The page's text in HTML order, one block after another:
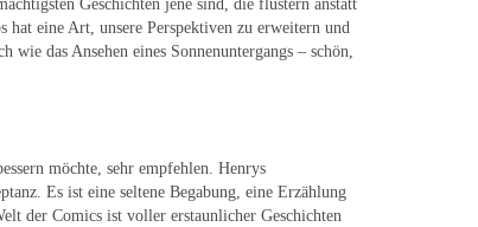
Geschichten jene sind, die flüstern anstatt
hat eine Art, unsere Perspektiven zu erweitern und
das Ansehen eines Sonnenuntergangs – schön,
möchte, sehr empfehlen. Henrys
Es ist eine seltene Begabung, eine Erzählung
der Comics ist voller erstaunlicher Geschichten